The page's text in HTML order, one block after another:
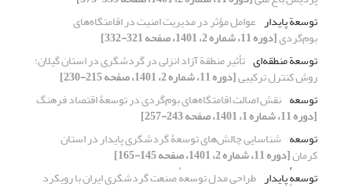
توسعة پایدار عوامل مؤثر در مدیریت امنیت در اقامتگاه‌های
بوم‌گردی[دوره 11، شماره 2، 1401، صفحه 321-332]
توسعة منطقه‌ای تأثیر منطقة آزاد انزلی در گردشگری در استان گیلان:
روش کنترل ترکیبی[دوره 11، شماره 2، 1401، صفحه 215-230]
توسعه نقش اصالت اقامتگاه‏‌های بوم‌‏گردی در توسعۀ اقتصاد فرهنگ
[دوره 11، شماره 1، 1401، صفحه 243-257]
توسعه شناسایی چالش‌های توسعۀ گردشگری پایدار در استان
کرمان[دوره 11، شماره 2، 1401، صفحه 145-165]
توسعهٔ پایدار طراحی مدل توسعهٔ صنعت گردشگری ایران با رویکرد